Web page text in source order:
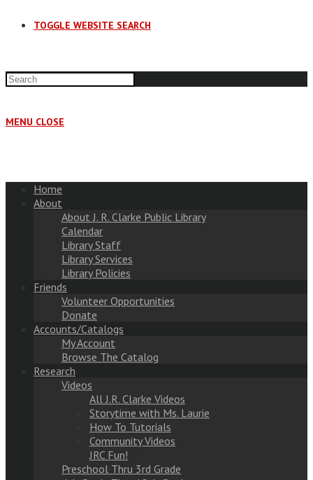
TOGGLE WEBSITE SEARCH
MENU CLOSE
Home
About
About J. R. Clarke Public Library
Calendar
Library Staff
Library Services
Library Policies
Friends
Volunteer Opportunities
Donate
Accounts/Catalogs
My Account
Browse The Catalog
Research
Videos
All J.R. Clarke Videos
Storytime with Ms. Laurie
How To Tutorials
Community Videos
JRC Fun!
Preschool Thru 3rd Grade